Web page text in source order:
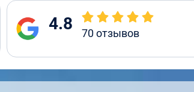
4.8 70отзывов